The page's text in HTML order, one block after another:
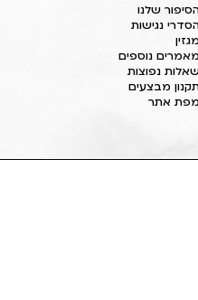
שלנו
נגישות
מגזין
מאמרים נוספים
נפוצות
מבצעים
מפת אתר